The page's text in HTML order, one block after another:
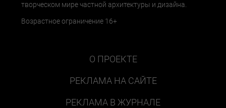
творческом мире частной архитектуры и дизайна.
Возрастное ограничение 16+
О ПРОЕКТЕ
РЕКЛАМА НА САЙТЕ
РЕКЛАМА В ЖУРНАЛЕ